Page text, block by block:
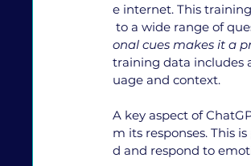
e internet. This
to a wide range of
onal cues makes it a
training data includes
uage and context.
A key aspect of
m its responses. This
d and respond to